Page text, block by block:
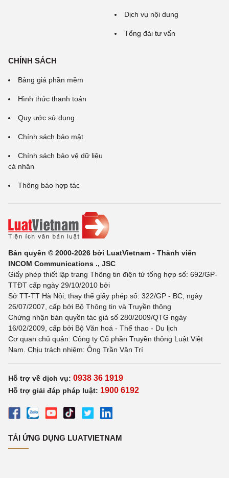
Dịch vụ nội dung
Tổng đài tư vấn
CHÍNH SÁCH
Bảng giá phần mềm
Hình thức thanh toán
Quy ước sử dụng
Chính sách bảo mật
Chính sách bảo vệ dữ liệu
cá nhân
Thông báo hợp tác
Bản quyền © 2000-2026 bởi LuatVietnam - Thành viên
INCOM Communications ., JSC
Giấy phép thiết lập trang Thông tin điện tử tổng hợp số: 692/GP-
TTĐT cấp ngày 29/10/2010 bởi
Sở TT-TT Hà Nội, thay thế giấy phép số: 322/GP - BC, ngày
26/07/2007, cấp bởi Bộ Thông tin và Truyền thông
Chứng nhận bản quyền tác giả số 280/2009/QTG ngày
16/02/2009, cấp bởi Bộ Văn hoá - Thể thao - Du lịch
Cơ quan chủ quản: Công ty Cổ phần Truyền thông Luật Việt
Nam. Chịu trách nhiệm: Ông Trần Văn Trí
Hỗ trợ về dịch vụ: 0938 36 1919
Hỗ trợ giải đáp pháp luật: 1900 6192
TẢI ỨNG DỤNG LUATVIETNAM